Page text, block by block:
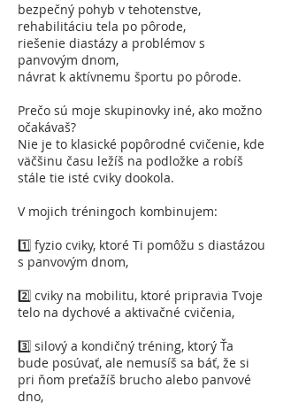
bezpečný pohyb v tehotenstve,
rehabilitáciu tela po pôrode,
riešenie diastázy a problémov s
panvovým dnom,
návrat k aktívnemu športu po pôrode.
Prečo sú moje skupinovky iné, ako možno
očakávaš?
Nie je to klasické popôrodné cvičenie, kde
väčšinu času ležíš na podložke a robíš
stále tie isté cviky dookola.
V mojich tréningoch kombinujem:
1️⃣ fyzio cviky, ktoré Ti pomôžu s diastázou
s panvovým dnom,
2️⃣ cviky na mobilitu, ktoré pripravia Tvoje
telo na dychové a aktivačné cvičenia,
3️⃣ silový a kondičný tréning, ktorý Ťa
bude posúvať, ale nemusíš sa báť, že si
pri ňom preťažíš brucho alebo panvové
dno,